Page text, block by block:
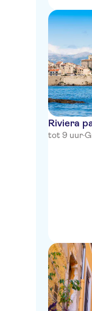
Riviera
tot 9 uur·